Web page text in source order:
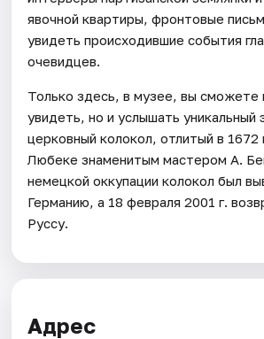
явочной квартиры, фронтовые
увидеть происходившие события
очевидцев.
Только здесь, в музее, вы сможете
увидеть, но и услышать уникальный
церковный колокол, отлитый в 1672
Любеке знаменитым мастером А.
немецкой оккупации колокол был
Германию, а 18 февраля 2001 г.
Руссу.
Адрес